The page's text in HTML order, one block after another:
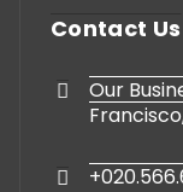
Contact Us
Our